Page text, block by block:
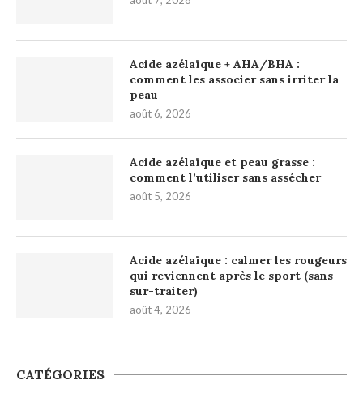
Acide azélaïque + AHA/BHA :
comment les associer sans irriter la
peau
août 6, 2026
Acide azélaïque et peau grasse :
comment l’utiliser sans assécher
août 5, 2026
Acide azélaïque : calmer les rougeurs
qui reviennent après le sport (sans
sur-traiter)
août 4, 2026
CATÉGORIES